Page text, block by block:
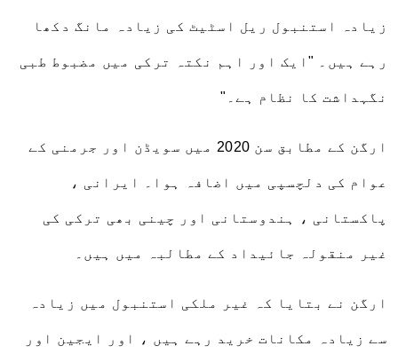
زیادہ استنبول ریل اسٹیٹ کی زیادہ مانگ دکھا
رہے ہیں۔ "ایک اور اہم نکتہ ترکی میں مضبوط طبی
نگہداشت کا نظام ہے۔"
ارگن کے مطابق سن 2020 میں سویڈن اور جرمنی کے
عوام کی دلچسپی میں اضافہ ہوا۔ ایرانی ،
پاکستانی ، ہندوستانی اور چینی بھی ترکی کی
غیر منقولہ جائیداد کے مطالبہ میں ہیں۔
ارگن نے بتایا کہ غیر ملکی استنبول میں زیادہ
سے زیادہ مکانات خرید رہے ہیں ، اور ایجین اور